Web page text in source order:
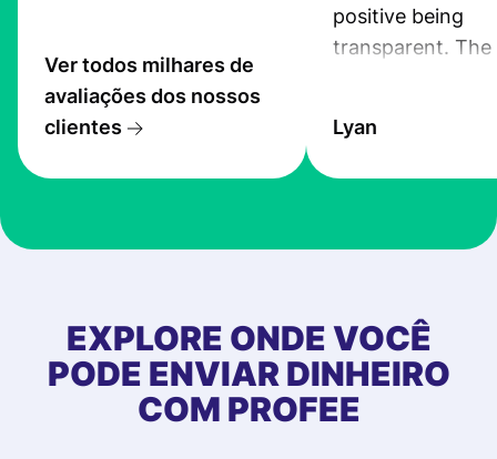
Ver todos milhares de
avaliações dos nossos
clientes
positive being
transparent. The
the exchange
at Profee is very
first started
app, and they
quick to provide
and helpful
Lyan
EXPLORE ONDE VOCÊ
PODE ENVIAR DINHEIRO
COM PROFEE